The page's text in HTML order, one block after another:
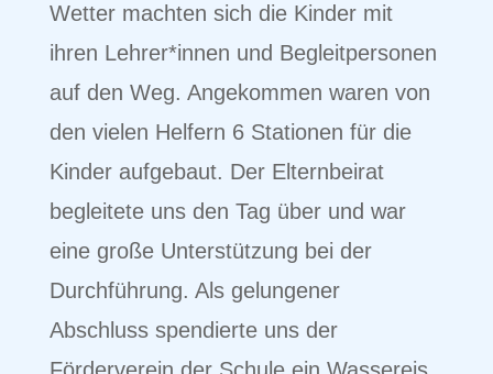
Wetter machten sich die Kinder mit
ihren Lehrer*innen und Begleitpersonen
auf den Weg. Angekommen waren von
den vielen Helfern 6 Stationen für die
Kinder aufgebaut. Der Elternbeirat
begleitete uns den Tag über und war
eine große Unterstützung bei der
Durchführung. Als gelungener
Abschluss spendierte uns der